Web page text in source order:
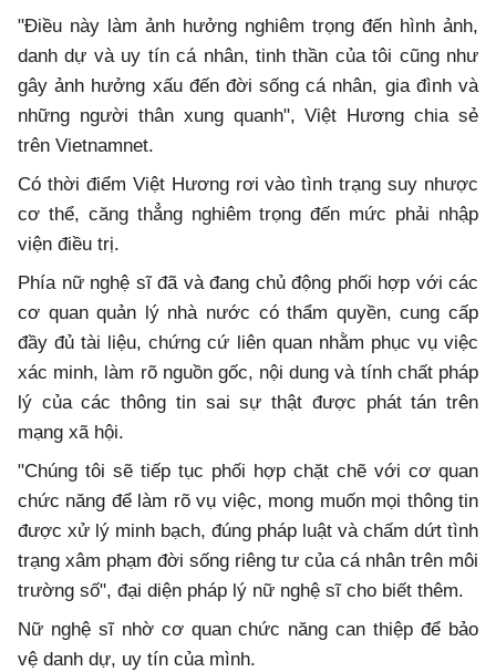
"Điều này làm ảnh hưởng nghiêm trọng đến hình ảnh,
danh dự và uy tín cá nhân, tinh thần của tôi cũng như
gây ảnh hưởng xấu đến đời sống cá nhân, gia đình và
những người thân xung quanh", Việt Hương chia sẻ
trên Vietnamnet.
Có thời điểm Việt Hương rơi vào tình trạng suy nhược
cơ thể, căng thẳng nghiêm trọng đến mức phải nhập
viện điều trị.
Phía nữ nghệ sĩ đã và đang chủ động phối hợp với các
cơ quan quản lý nhà nước có thẩm quyền, cung cấp
đầy đủ tài liệu, chứng cứ liên quan nhằm phục vụ việc
xác minh, làm rõ nguồn gốc, nội dung và tính chất pháp
lý của các thông tin sai sự thật được phát tán trên
mạng xã hội.
"Chúng tôi sẽ tiếp tục phối hợp chặt chẽ với cơ quan
chức năng để làm rõ vụ việc, mong muốn mọi thông tin
được xử lý minh bạch, đúng pháp luật và chấm dứt tình
trạng xâm phạm đời sống riêng tư của cá nhân trên môi
trường số", đại diện pháp lý nữ nghệ sĩ cho biết thêm.
Nữ nghệ sĩ nhờ cơ quan chức năng can thiệp để bảo
vệ danh dự, uy tín của mình.